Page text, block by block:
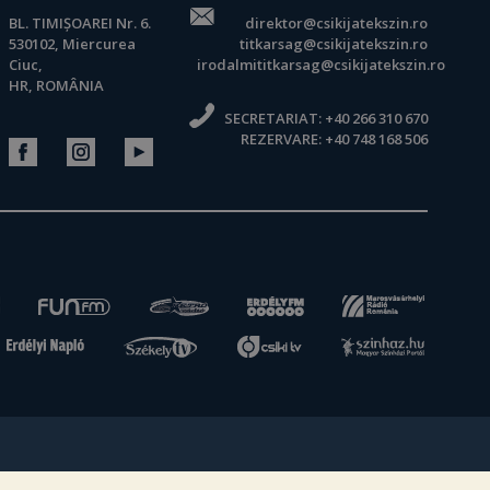
BL. TIMIȘOAREI Nr. 6.
530102, Miercurea
Ciuc,
HR, ROMÂNIA
direktor@csikijatekszin.ro
titkarsag@csikijatekszin.ro
irodalmititkarsag@csikijatekszin.ro
SECRETARIAT: +40 266 310 670
REZERVARE: +40 748 168 506